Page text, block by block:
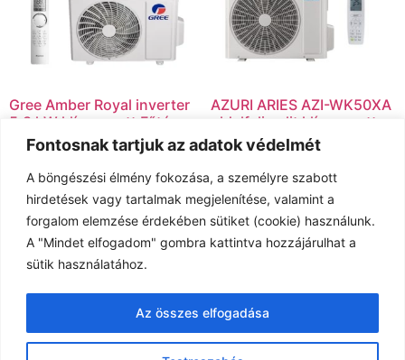
Fontosnak tartjuk az adatok védelmét
A böngészési élmény fokozása, a személyre szabott
hirdetések vagy tartalmak megjelenítése, valamint a
forgalom elemzése érdekében sütiket (cookie) használunk.
A "Mindet elfogadom" gombra kattintva hozzájárulhat a
sütik használatához.
Az összes elfogadása
Gree Amber Royal inverter
5,3 kW klíma szett Fűtésre
AZURI ARIES AZI-WK50XA
oldalfali split klíma szett
5,3 kW
Kosárba teszem